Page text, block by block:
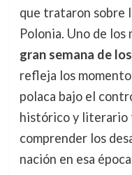
que trataron sobre
Polonia. Uno de
gran semana de
refleja los
polaca bajo el
histórico y literario
comprender los
nación en esa